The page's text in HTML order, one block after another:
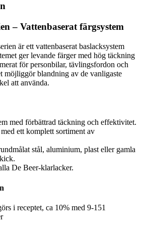
– Vattenbaserat färgsystem
är ett vattenbaserat baslacksystem
ger levande färger med hög täckning
för personbilar, tävlingsfordon och
möjliggör blandning av de vanligaste
att använda.
med förbättrad täckning och effektivitet.
ett komplett sortiment av
stål, aluminium, plast eller gamla
De Beer-klarlacker.
i receptet, ca 10% med 9-151